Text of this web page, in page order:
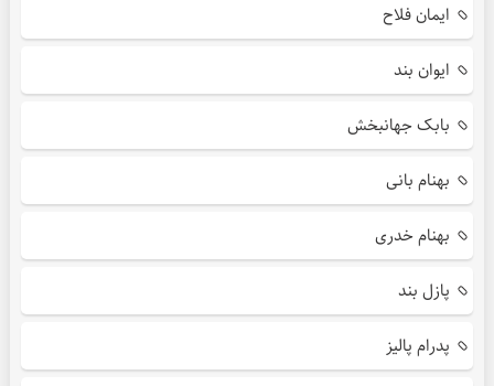
ایمان فلاح
ایوان بند
بابک جهانبخش
بهنام بانی
بهنام خدری
پازل بند
پدرام پالیز